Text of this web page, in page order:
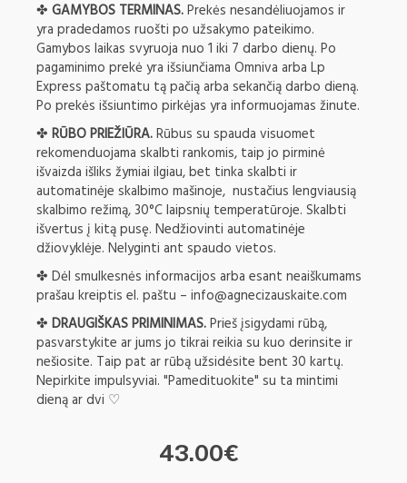
✤ GAMYBOS TERMINAS.Prekės nesandėliuojamos ir
yra pradedamos ruošti po užsakymo pateikimo.
Gamybos laikas svyruoja nuo 1 iki 7 darbo dienų. Po
pagaminimo prekė yra išsiunčiama Omniva arba Lp
Express paštomatu tą pačią arba sekančią darbo dieną.
Po prekės išsiuntimo pirkėjas yra informuojamas žinute.
✤ RŪBO PRIEŽIŪRA.Rūbus su spauda visuomet
rekomenduojama skalbti rankomis, taip jo pirminė
išvaizda išliks žymiai ilgiau, bet tinka skalbti ir
automatinėje skalbimo mašinoje, nustačius lengviausią
skalbimo režimą, 30°C laipsnių temperatūroje. Skalbti
išvertus į kitą pusę. Nedžiovinti automatinėje
džiovyklėje. Nelyginti ant spaudo vietos.
✤ Dėl smulkesnės informacijos arba esant neaiškumams
prašau kreiptis el. paštu – info@agnecizauskaite.com
✤ DRAUGIŠKAS PRIMINIMAS.Prieš įsigydami rūbą,
pasvarstykite ar jums jo tikrai reikia su kuo derinsite ir
nešiosite. Taip pat ar rūbą užsidėsite bent 30 kartų.
Nepirkite impulsyviai. "Pamedituokite" su ta mintimi
dieną ar dvi ♡
43.00€